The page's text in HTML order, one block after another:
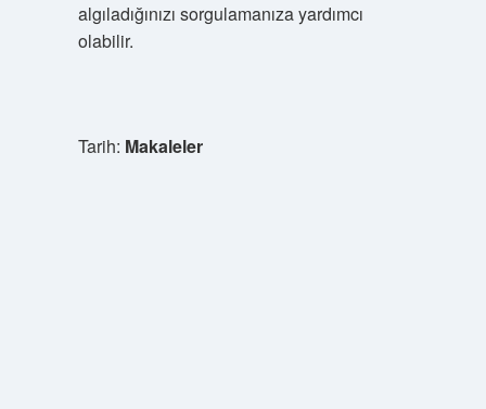
algıladığınızı sorgulamanıza yardımcı
olabilir.
Tarih: Makaleler